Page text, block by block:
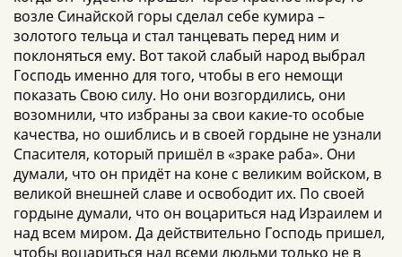
возле Синайской горы сделал себе кумира –
золотого тельца и стал танцевать перед ним и
поклоняться ему. Вот такой слабый народ выбрал
Господь именно для того, чтобы в его немощи
показать Свою силу. Но они возгордились, они
возомнили, что избраны за свои какие-то особые
качества, но ошиблись и в своей гордыне не узнали
Спасителя, который пришёл в «зраке раба». Они
думали, что он придёт на коне с великим войском, в
великой внешней славе и освободит их. По своей
гордыне думали, что он воцариться над Израилем и
над всем миром. Да действительно Господь пришел,
чтобы воцариться над всеми людьми только не в